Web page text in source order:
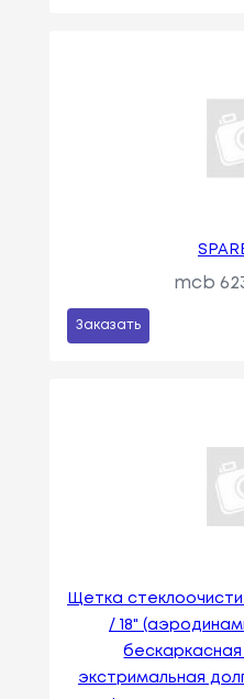
mcb
Заказать
Щетка
/ 18"
бескаркасная
экстримальная